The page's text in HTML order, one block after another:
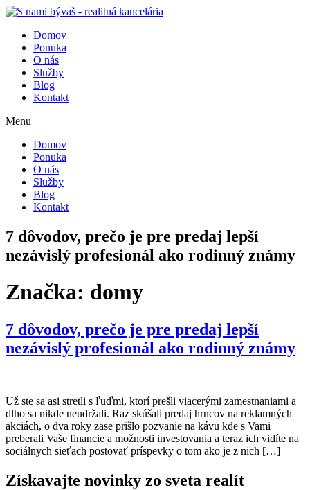
Domov
Ponuka
O nás
Služby
Blog
Kontakt
Menu
Domov
Ponuka
O nás
Služby
Blog
Kontakt
7 dôvodov, prečo je pre predaj lepší
nezávislý profesionál ako rodinný známy
Značka: domy
7 dôvodov, prečo je pre predaj lepší
nezávislý profesionál ako rodinný známy
Už ste sa asi stretli s ľuďmi, ktorí prešli viacerými zamestnaniami a
dlho sa nikde neudržali. Raz skúšali predaj hrncov na reklamných
akciách, o dva roky zase prišlo pozvanie na kávu kde s Vami
preberali Vaše financie a možnosti investovania a teraz ich vidíte na
sociálnych sieťach postovať príspevky o tom ako je z nich […]
Získavajte novinky zo sveta realít